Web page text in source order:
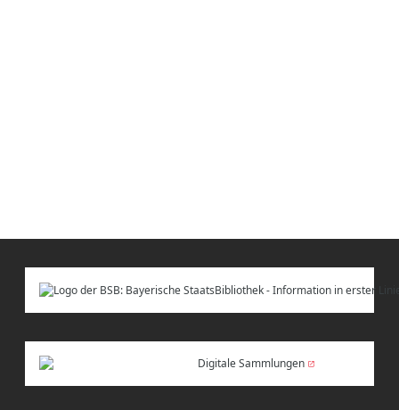
Digitale Sammlungen